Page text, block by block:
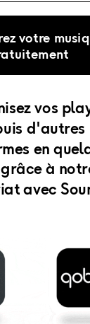
vos
d'autres
en
à
avec
votre